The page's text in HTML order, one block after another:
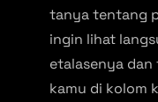
tanya tentang
ingin lihat
etalasenya
kamu di kolom